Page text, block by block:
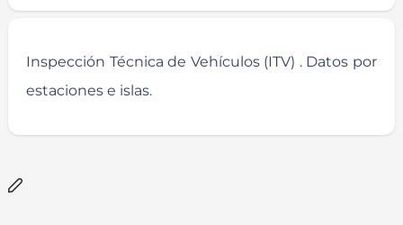
Inspección Técnica de Vehículos (ITV) . Datos por
estaciones e islas.